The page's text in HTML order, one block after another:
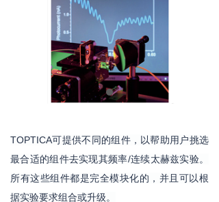
TOPTICA可提供不同的组件，以帮助用户挑选
最合适的组件去实现其频率/连续太赫兹实验。
所有这些组件都是完全模块化的，并且可以根
据实验要求组合或升级。